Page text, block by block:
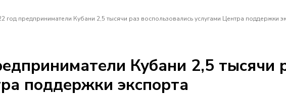
год предприниматели Кубани 2,5 тысячи раз воспользовались услугами Центра поддержки
Кубани 2,5 тысячи
поддержки экспорта